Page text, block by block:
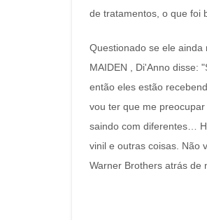
de tratamentos, o que foi
Questionado se ele ainda
MAIDEN , Di'Anno disse:
então eles estão
vou ter que me
saindo com diferentes…
vinil e outras coisas. Não
Warner Brothers atrás de